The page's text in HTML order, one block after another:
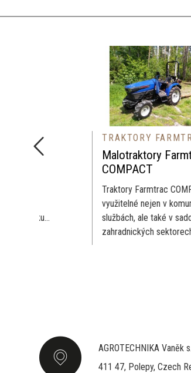
TRAKTORY FARMTRAC
Malotraktory Farmtrac
COMPACT
Traktory Farmtrac COMPACT
využitelné nejen v komunálních
službách, ale také v sadových a
zahradnických sektorech....
AGROTECHNIKA Vaněk
411 47, Polepy, Czech